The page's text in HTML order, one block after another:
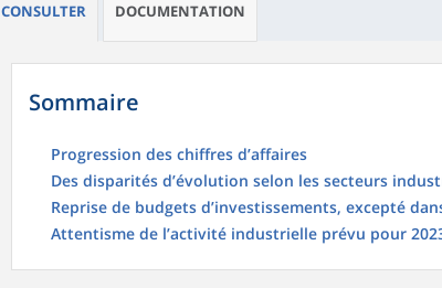
CONSULTER DOCUMENTATION
Sommaire
Progression des chiffres d’affaires
Des disparités d’évolution selon les secteurs
Reprise de budgets d’investissements, excepté
Attentisme de l’activité industrielle prévu pour